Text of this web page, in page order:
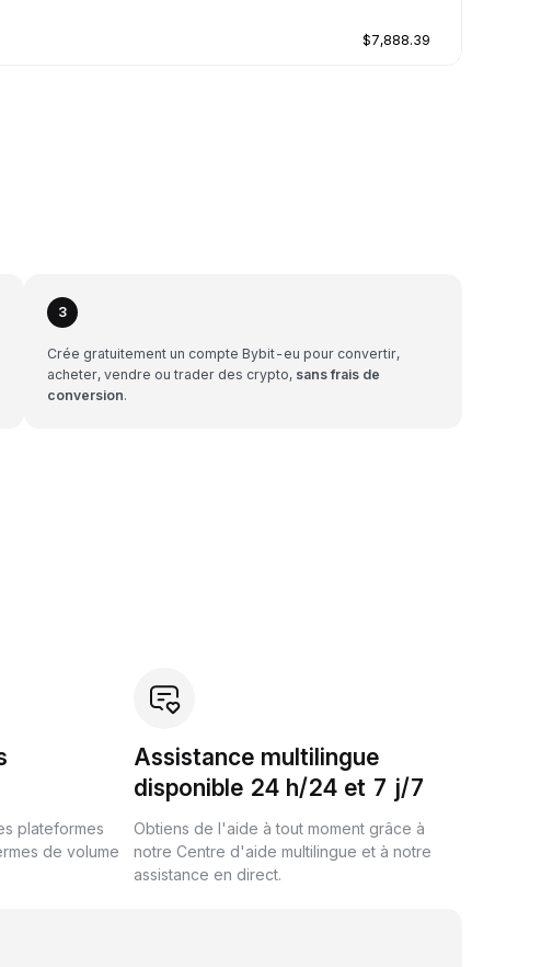
$7,888.39
3
Crée gratuitement un compte Bybit-eu pour convertir,
acheter, vendre ou trader des crypto, sans frais de
conversion.
plateformes
de volume
Assistance multilingue
disponible 24 h/24 et 7 j/7
Obtiens de l'aide à tout moment grâce à
notre Centre d'aide multilingue et à notre
assistance en direct.